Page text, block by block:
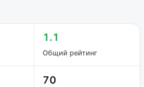
1.1
Общий рейтинг
70